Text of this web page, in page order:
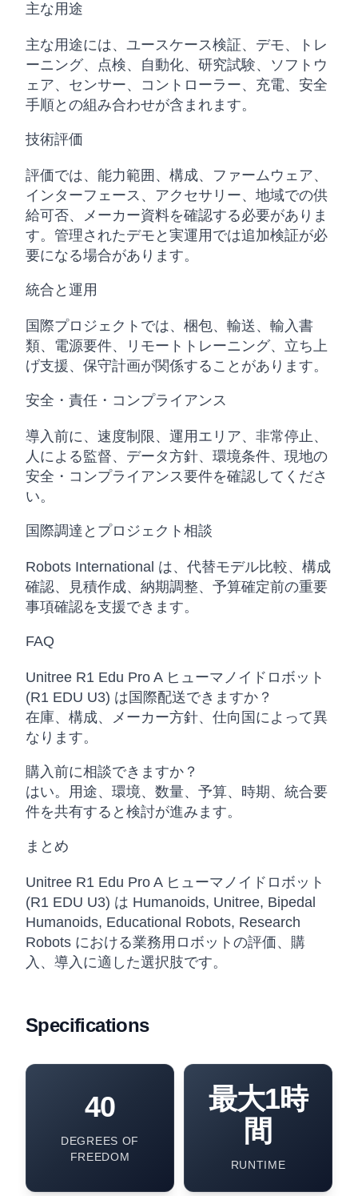
主な用途
主な用途には、ユースケース検証、デモ、トレ
ーニング、点検、自動化、研究試験、ソフトウ
ェア、センサー、コントローラー、充電、安全
手順との組み合わせが含まれます。
技術評価
評価では、能力範囲、構成、ファームウェア、
インターフェース、アクセサリー、地域での供
給可否、メーカー資料を確認する必要がありま
す。管理されたデモと実運用では追加検証が必
要になる場合があります。
統合と運用
国際プロジェクトでは、梱包、輸送、輸入書
類、電源要件、リモートトレーニング、立ち上
げ支援、保守計画が関係することがあります。
安全・責任・コンプライアンス
導入前に、速度制限、運用エリア、非常停止、
人による監督、データ方針、環境条件、現地の
安全・コンプライアンス要件を確認してくださ
い。
国際調達とプロジェクト相談
Robots International は、代替モデル比較、構成
確認、見積作成、納期調整、予算確定前の重要
事項確認を支援できます。
FAQ
Unitree R1 Edu Pro A ヒューマノイドロボット
(R1 EDU U3) は国際配送できますか？
在庫、構成、メーカー方針、仕向国によって異
なります。
購入前に相談できますか？
はい。用途、環境、数量、予算、時期、統合要
件を共有すると検討が進みます。
まとめ
Unitree R1 Edu Pro A ヒューマノイドロボット
(R1 EDU U3) は Humanoids, Unitree, Bipedal
Humanoids, Educational Robots, Research
Robots における業務用ロボットの評価、購
入、導入に適した選択肢です。
Specifications
40
DEGREES OF
FREEDOM
最大1時
間
RUNTIME